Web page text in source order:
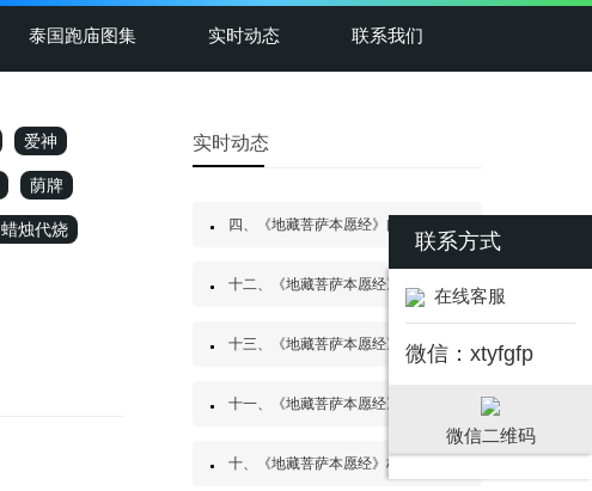
泰国跑庙图集 实时动态 联系我们
爱神
荫牌
蜡烛代烧
实时动态
四、《地藏菩萨本愿经》阎浮众生业感品第四
十二、《地藏菩萨本愿经》见闻利益品第十二
十三、《地藏菩萨本愿经》嘱累人天品第十三
十一、《地藏菩萨本愿经》地神护法品第十一
十、《地藏菩萨本愿经》校量布施功德缘品第十
联系方式
在线客服
微信：xtyfgfp
微信二维码